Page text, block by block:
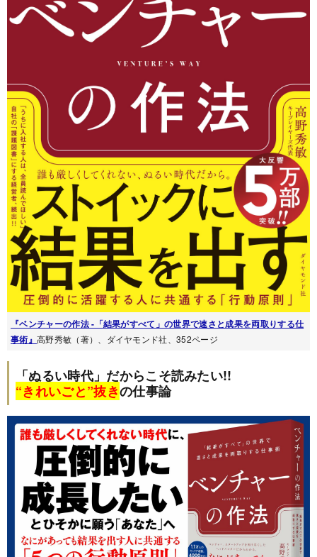
『ベンチャーの作法 -「結果がすべて」の世界で速さと成果を両取りする仕
事術』 高野秀敏（著）、ダイヤモンド社、352ページ
「ぬるい時代」だからこそ読みたい!!
“きれいごと”抜きの仕事論